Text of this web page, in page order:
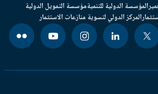
المؤسسة الدولية للتنميةمؤسسة التمويل الدولية
المركز الدولي لتسوية منازعات الاستثمار